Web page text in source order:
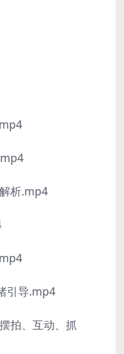
析.mp4
引导.mp4
拍、互动、抓